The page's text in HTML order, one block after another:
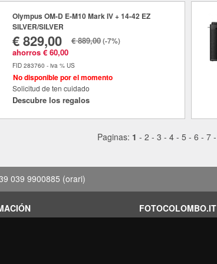
Olympus OM-D E-M10 Mark IV + 14-42 EZ
SILVER/SILVER
€ 829,00
ahorros € 60,00
€ 889,00(-7%)
FID 283760 - iva % US
No disponible por el momento
Solicitud de ten cuidado
Descubre los regalos
Paginas: 1 - 2 - 3 - 4 - 5 - 6 - 7 -
039 9900885 (orari)
FOTOCOLOMBO.IT